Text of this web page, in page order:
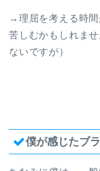
→理屈を考える時
苦しむかもしれま
ないですが）
僕が感じたブ